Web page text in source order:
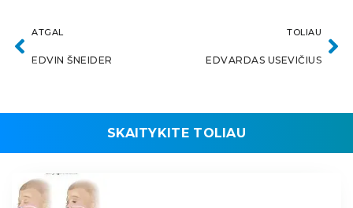
ATGAL
EDVIN ŠNEIDER
TOLIAU
EDVARDAS USEVIČIUS
SKAITYKITE TOLIAU